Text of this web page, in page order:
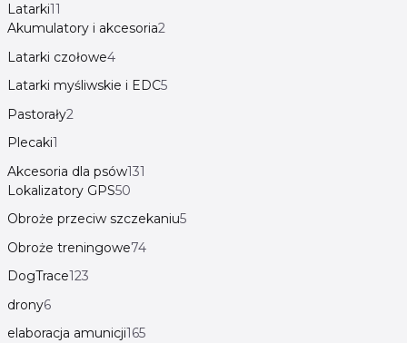
Latarki11
Akumulatory i akcesoria2
Latarki czołowe4
Latarki myśliwskie i EDC5
Pastorały2
Plecaki1
Akcesoria dla psów131
Lokalizatory GPS50
Obroże przeciw szczekaniu5
Obroże treningowe74
DogTrace123
drony6
elaboracja amunicji165